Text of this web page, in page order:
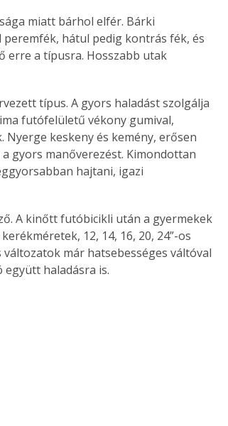
miatt bárhol elfér. Bárki
hátul pedig kontrás fék, és
erre a típusra. Hosszabb utak
típus. A gyors haladást szolgálja
futófelületű vékony gumival,
keskeny és kemény, erősen
gyors manőverezést. Kimondottan
hajtani, igazi
A kinőtt futóbicikli után a gyermekek
12, 14, 16, 20, 24”-os
változatok már hatsebességes váltóval
haladásra is.